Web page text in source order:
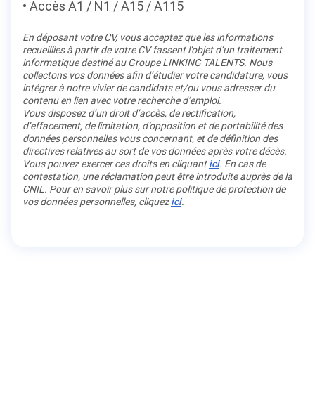
Accès A1 / N1 / A15 / A115
En déposant votre CV, vous acceptez que les informations
recueillies à partir de votre CV fassent l’objet d’un traitement
informatique destiné au Groupe LINKING TALENTS. Nous
collectons vos données afin d’étudier votre candidature, vous
intégrer à notre vivier de candidats et/ou vous adresser du
contenu en lien avec votre recherche d’emploi.
Vous disposez d’un droit d’accès, de rectification,
d’effacement, de limitation, d’opposition et de portabilité des
données personnelles vous concernant, et de définition des
directives relatives au sort de vos données après votre décès.
Vous pouvez exercer ces droits en cliquantici. En cas de
contestation, une réclamation peut être introduite auprès de la
CNIL. Pour en savoir plus sur notre politique de protection de
vos données personnelles, cliquezici.